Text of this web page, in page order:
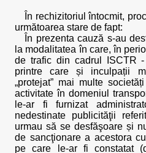
În rechizitoriul întocmit,
următoarea stare de fapt:
În prezenta cauză s-au
la modalitatea în care, în
de trafic din cadrul ISCTR -
printre care și inculpații
„protejat” mai multe
activitate în domeniul
le-ar fi furnizat
nedestinate publicităţii
urmau să se desfăşoare și
de sancţionare a acestora
pe care le-ar fi constatat